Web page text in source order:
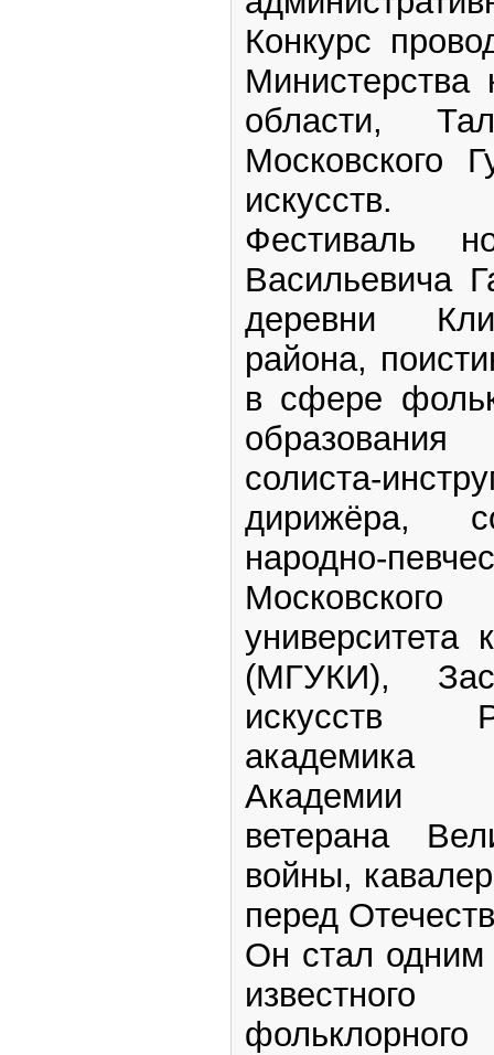
Конкурс
Министерства
области,
Московского
искусств.
Фестиваль
Васильевича
деревни
района,
в сфере
солиста-
дирижёра,
народно-
университета
(МГУКИ),
искусств
Академии
ветерана
войны,
перед
Он стал одним